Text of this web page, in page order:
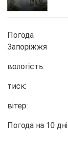
Погода
Запоріжжя
вологість:
тиск:
вітер:
Погода на 10